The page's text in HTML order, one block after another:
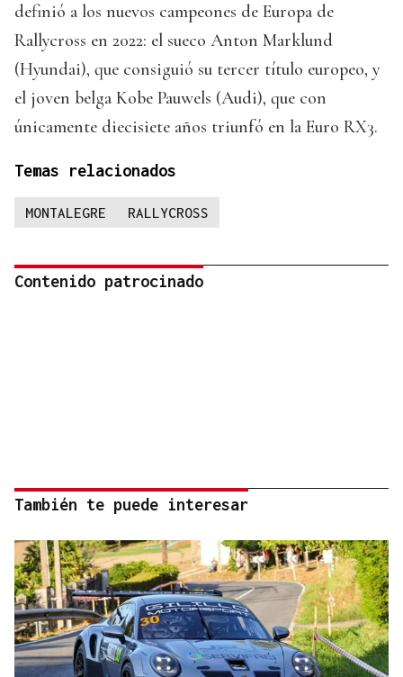
definió a los nuevos campeones de Europa de
Rallycross en 2022: el sueco Anton Marklund
(Hyundai), que consiguió su tercer título europeo, y
el joven belga Kobe Pauwels (Audi), que con
únicamente diecisiete años triunfó en la Euro RX3.
Temas relacionados
MONTALEGRE RALLYCROSS
Contenido patrocinado
También te puede interesar